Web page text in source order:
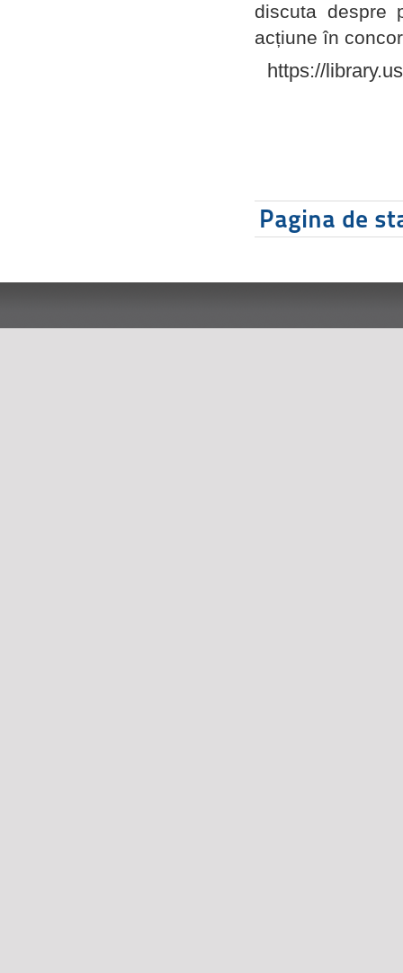
discuta despre
acțiune în
https://
Pagina de